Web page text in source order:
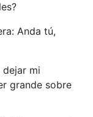
Anda tú,
dejar mi
grande sobre